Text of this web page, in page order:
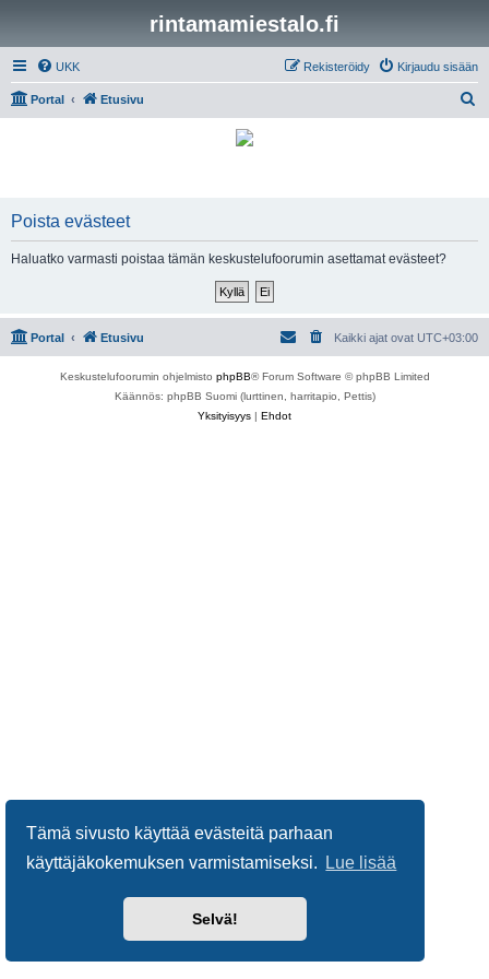
Tämä sivusto käyttää evästeitä parhaan
käyttäjäkokemuksen varmistamiseksi.
Lue lisää
Selvä!
rintamamiestalo.fi
UKK Kirjaudu sisään
Rekisteröidy
Portal Etusivu
Poista evästeet
Haluatko varmasti poistaa tämän keskustelufoorumin asettamat evästeet?
Portal Etusivu Kaikki ajat ovat UTC+03:00
Keskustelufoorumin ohjelmisto phpBB® Forum Software © phpBB Limited
Käännös: phpBB Suomi (lurttinen, harritapio, Pettis)
Yksityisyys | Ehdot